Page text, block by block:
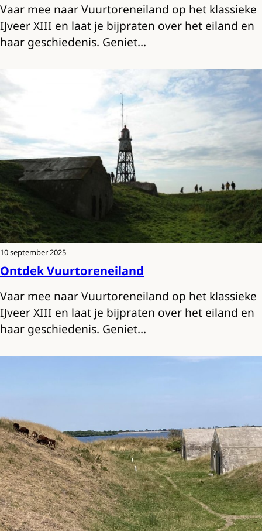
Vaar mee naar Vuurtoreneiland op het klassieke
IJveer XIII en laat je bijpraten over het eiland en
haar geschiedenis. Geniet…
10 september 2025
Ontdek Vuurtoreneiland
Vaar mee naar Vuurtoreneiland op het klassieke
IJveer XIII en laat je bijpraten over het eiland en
haar geschiedenis. Geniet…